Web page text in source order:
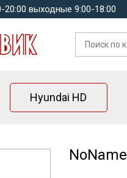
выходные 9:00-18:00
Hyundai HD